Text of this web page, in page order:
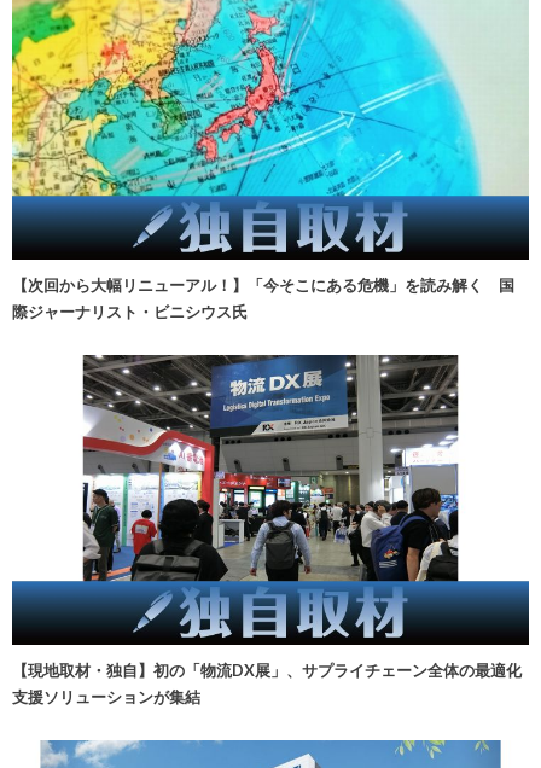
【次回から大幅リニューアル！】「今そこにある危機」を読み解く 国
際ジャーナリスト・ビニシウス氏
【現地取材・独自】初の「物流DX展」、サプライチェーン全体の最適化
支援ソリューションが集結